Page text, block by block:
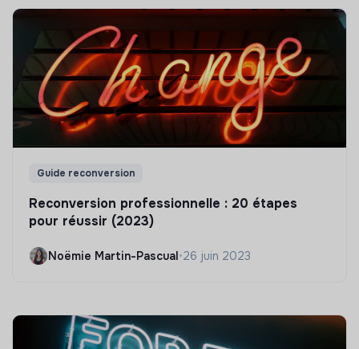
Guide reconversion
Reconversion professionnelle : 20 étapes
pour réussir (2023)
Noëmie Martin-Pascual•26 juin 2023